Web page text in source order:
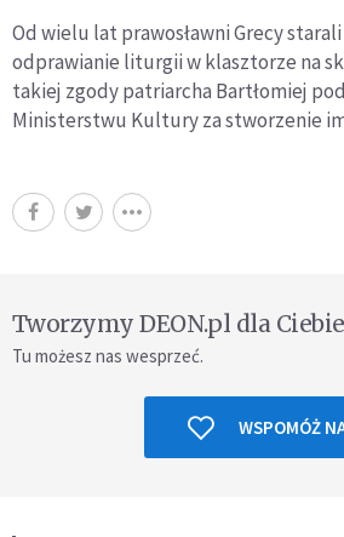
Od wielu lat prawosławni Grecy
odprawianie liturgii w klasztorze na
takiej zgody patriarcha Bartłomiej
Ministerstwu Kultury za stworzenie
Tworzymy DEON.pl dla Ciebie
Tu możesz nas wesprzeć.
WSPOMÓŻ